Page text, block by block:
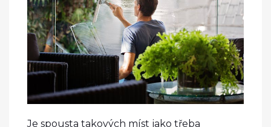
Je spousta takových míst jako třeba